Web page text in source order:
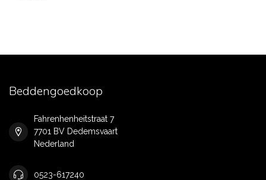
Beddengoedkoop
Fahrenhenheitstraat 7
7701 BV Dedemsvaart
Nederland
0523-617240